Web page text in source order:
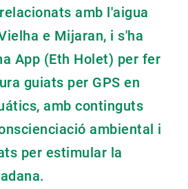
amb l'aigua
e Mijaran, i s'ha
App (Eth Holet) per fer
guiats per GPS en
amb continguts
ambiental i
per estimular la